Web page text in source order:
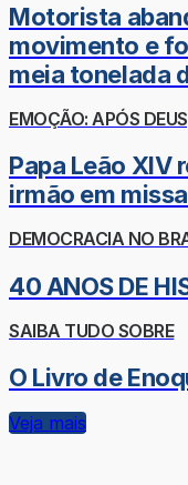
Motorista
movimento e
meia tonelada
EMOÇÃO: APÓS
Papa Leão XIV
irmão em
DEMOCRACIA NO
40 ANOS DE
SAIBA TUDO SOBRE
O Livro de
Veja mais